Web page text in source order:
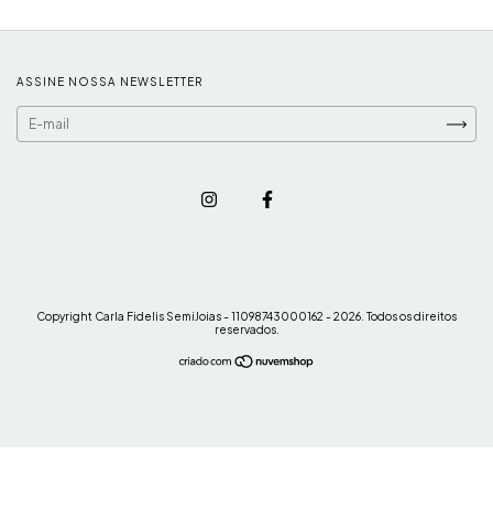
ASSINE NOSSA NEWSLETTER
Copyright Carla Fidelis SemiJoias - 11098743000162 - 2026. Todos os direitos
reservados.